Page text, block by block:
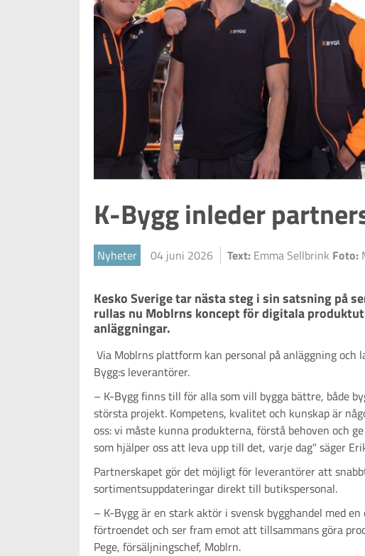
K-Bygg inleder
Nyheter 04 juni 2026 Text: Emma Sellbrink Foto:
Kesko Sverige tar nästa steg i sin satsning på
rullas nu Moblrns koncept för digitala
anläggningar.
Via Moblrns plattform kan personal på anläggning
Bygg:s leverantörer.
– K-Bygg finns till för alla som vill bygga bättre, både
största projekt. Kompetens, kvalitet och kunskap är
oss: vi måste kunna produkterna, förstå behoven och
som hjälper oss att leva upp till det, varje dag" säger
Partnerskapet gör det möjligt för leverantörer att
sortimentsuppdateringar direkt till butikspersonal.
– K-Bygg är en stark aktör i svensk bygghandel med
förtroendet och ser fram emot att tillsammans göra
Pege, försäljningschef, Moblrn.